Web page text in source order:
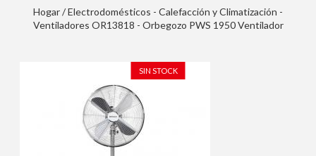
Hogar / Electrodomésticos - Calefacción y Climatización -
Ventiladores OR13818 - Orbegozo PWS 1950 Ventilador
SIN STOCK